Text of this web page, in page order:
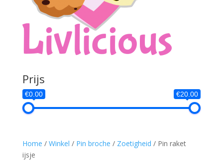
Home / Winkel / Pin broche / Zoetigheid / Pin raket
ijsje
Prijs
€0.00 €20.00